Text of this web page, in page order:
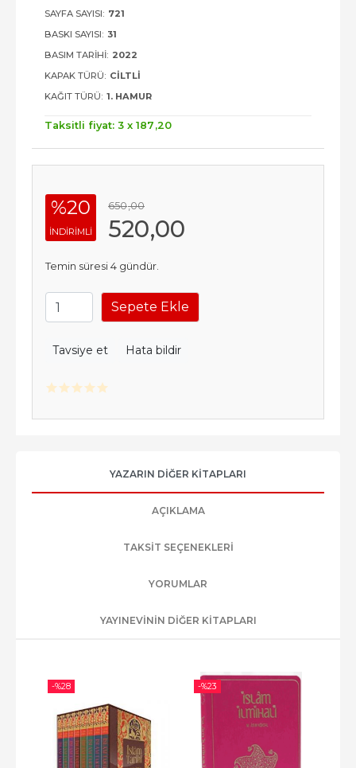
SAYFA SAYISI: 721
BASKI SAYISI: 31
BASIM TARIHI: 2022
KAPAK TÜRÜ: CILTLI
KAĞIT TÜRÜ: 1. HAMUR
Taksitli fiyat: 3 x 187 ,20
%20
INDIRIMLI
650,00
520,00
Temin süresi 4 gündür.
Sepete Ekle
Tavsiye et Hata bildir
YAZARIN DIĞER KITAPLARI
AÇIKLAMA
TAKSIT SEÇENEKLERI
YORUMLAR
YAYINEVININ DIĞER KITAPLARI
-%28 -%23